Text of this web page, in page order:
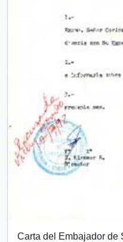
Carta del Embajador de